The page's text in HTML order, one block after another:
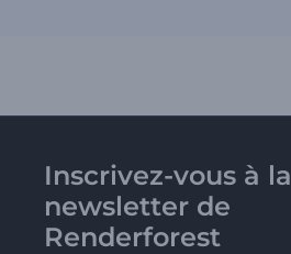
Inscrivez-vous à la
newsletter de
Renderforest